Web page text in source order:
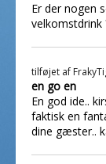
Er der nogen
velkomstdrink
tilføjet af
en go en
En god ide..
faktisk en
dine gæster..